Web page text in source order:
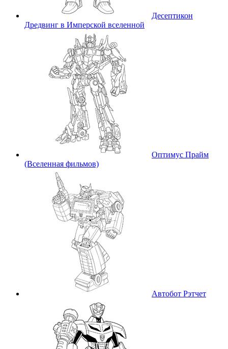
Десептикон
Дредвинг в Имперской вселенной
Оптимус Прайм
(Вселенная фильмов)
Автобот Рэтчет